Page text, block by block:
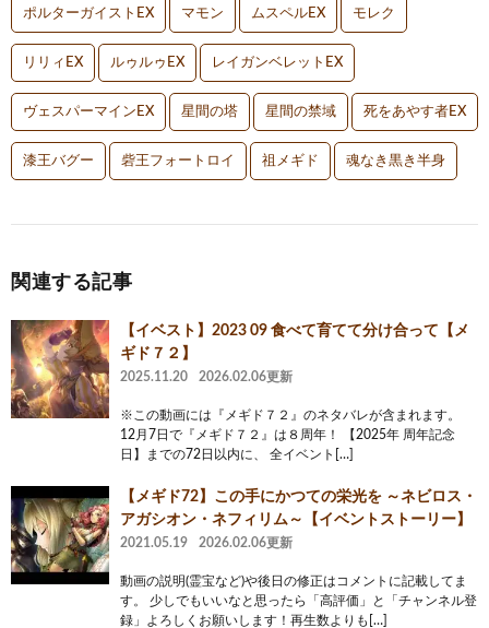
ポルターガイストEX マモン ムスペルEX モレク
リリィEX ルゥルゥEX レイガンベレットEX
ヴェスパーマインEX 星間の塔 星間の禁域 死をあやす者EX
漆王バグー 砦王フォートロイ 祖メギド 魂なき黒き半身
関連する記事
【イベスト】2023 09 食べて育てて分け合って【メ
ギド７２】
2025.11.20 2026.02.06更新
※この動画には『メギド７２』のネタバレが含まれます。
12月7日で『メギド７２』は８周年！ 【2025年 周年記念
日】までの72日以内に、 全イベント[…]
【メギド72】この手にかつての栄光を ～ネビロス・
アガシオン・ネフィリム～【イベントストーリー】
2021.05.19 2026.02.06更新
動画の説明(霊宝など)や後日の修正はコメントに記載してま
す。 少しでもいいなと思ったら「高評価」と「チャンネル登
録」よろしくお願いします！再生数よりも[…]